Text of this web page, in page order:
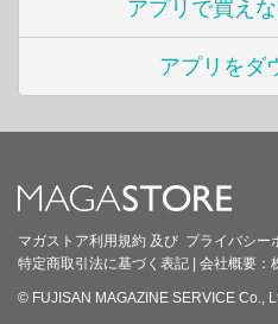
アプリで買え
アプリをダ
マガストア利用規約 及び プライバシー
特定商取引法に基づく表記 | 会社概要：
© FUJISAN MAGAZINE SERVICE Co.,